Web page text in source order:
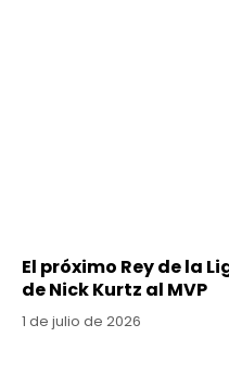
El próximo Rey de la
de Nick Kurtz al MVP
1 de julio de 2026